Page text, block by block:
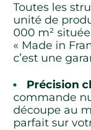
Toutes les
unité de
000 m²
« Made in
c’est une
Précision
commande
découpe au
parfait sur